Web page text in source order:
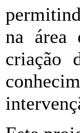
na área
criação